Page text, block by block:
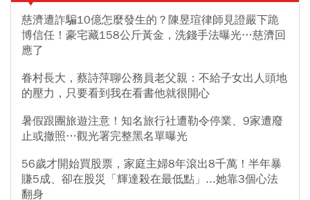
慈濟遭詐騙10億怎麼發生的？陳昱瑄律師見證嚴下跪
博信任！豪宅藏158公斤黃金，洗錢手法曝光…慈濟回
應了
眷村長大，蔡詩萍聊公務員老父親：不給子女出人頭地
的壓力，只要看到我在看書他就很開心
暑假跟團旅遊注意！知名旅行社遭勒令停業、9家遭廢
止或撤照…觀光署完整黑名單曝光
56歲才開始買股票，家庭主婦8年滾出8千萬！半年暴
賺5成、卻在股災「輝達殺在最低點」...她靠3個心法
翻身